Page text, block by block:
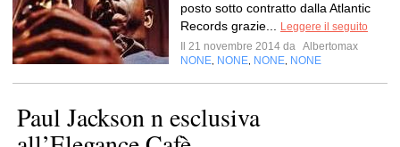
posto sotto contratto dalla Atlantic
Records grazie...
Leggere il seguito
Il 21 novembre 2014 da Albertomax
NONE NONE NONE NONE
Paul Jackson n esclusiva